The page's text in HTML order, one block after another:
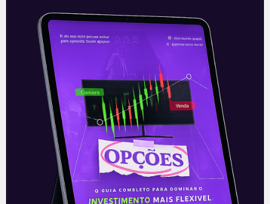
Petrobras (PETR3/PETR4)
vende RLAM
Na noite desta quarta-feira (24), após o
fechamento de mercado, a Petrobras
anunciou a aprovação e a assinatura da
venda da Refinaria Landulpho Alves
(RLAM)
Leia mais